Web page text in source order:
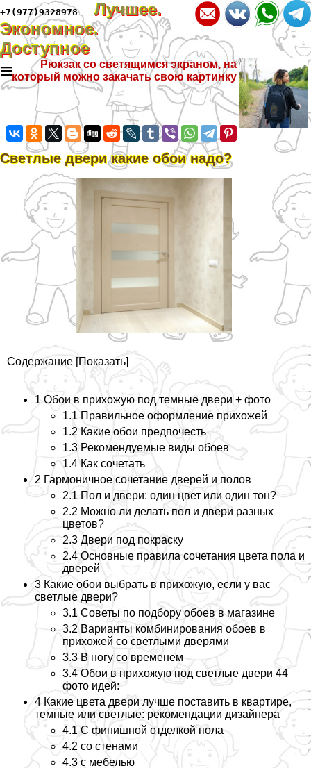
+7(977)9328978
Лучшее.
Экономное.
Доступное
≡
Рюкзак со светящимся экраном, на
который можно закачать свою картинку
Светлые двери какие обои надо?
Содержание [Показать]
1 Обои в прихожую под темные двери + фото
1.1 Правильное оформление прихожей
1.2 Какие обои предпочесть
1.3 Рекомендуемые виды обоев
1.4 Как сочетать
2 Гармоничное сочетание дверей и полов
2.1 Пол и двери: один цвет или один тон?
2.2 Можно ли делать пол и двери разных
цветов?
2.3 Двери под покраску
2.4 Основные правила сочетания цвета пола и
дверей
3 Какие обои выбрать в прихожую, если у вас
светлые двери?
3.1 Советы по подбору обоев в магазине
3.2 Варианты комбинирования обоев в
прихожей со светлыми дверями
3.3 В ногу со временем
3.4 Обои в прихожую под светлые двери 44
фото идей:
4Какие цвета двери лучше поставить в квартире,
темные или светлые: рекомендации дизайнера
4.1 С финишной отделкой пола
4.2 со стенами
4.3 с мебелью